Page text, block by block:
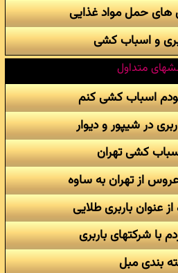
های حمل مواد غذایی
و اسباب کشی
متداول
اسباب کشی کنم
در شیپور و دیوار
کشی تهران
از تهران به ساوه
عنوان باربری طلایی
با شرکتهای باربری
بندی مبل